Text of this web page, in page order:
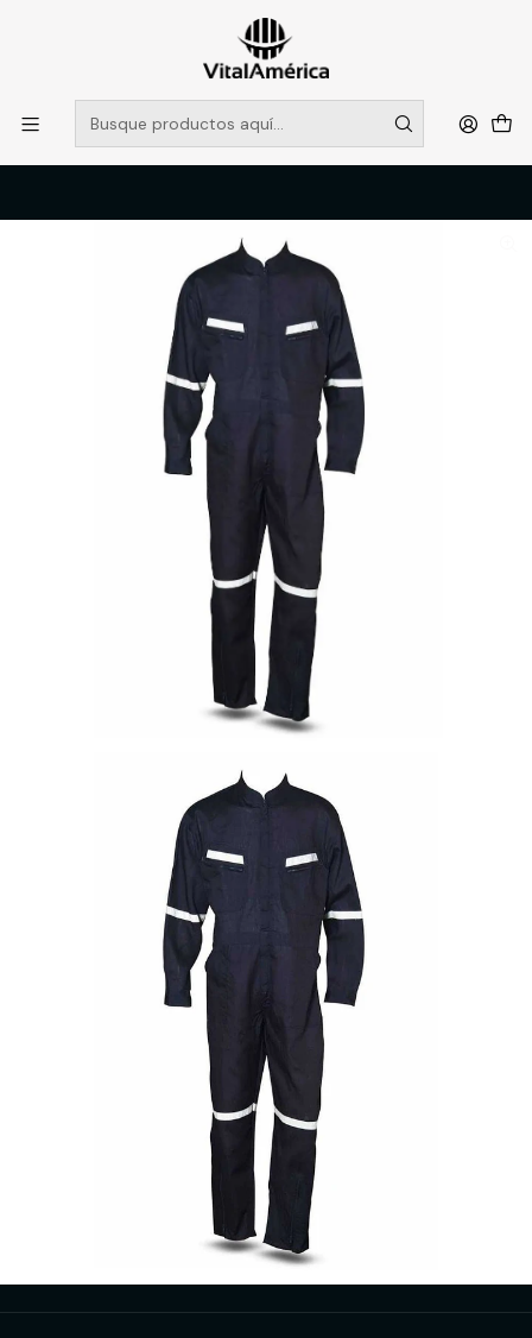
POR SISTEMA FRONTAL SOLO RETIROS EN TIENDA, DESDE
MUCHAS GRACIAS +569 5956 2237
Leer más
Catálogo
VESTIMENTA TECNICA Y CORPORATIVA
OVEROLES Y CHALECOS GEOLOGOS
OVEROL POPLIN C/REFLECTANTE AZUL BLACK BULL T/2XL